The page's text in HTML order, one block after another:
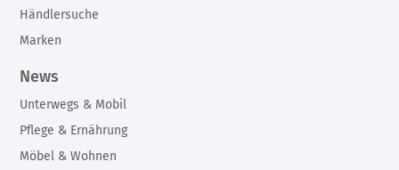
Händlersuche
Marken
News
Unterwegs & Mobil
Pflege & Ernährung
Möbel & Wohnen